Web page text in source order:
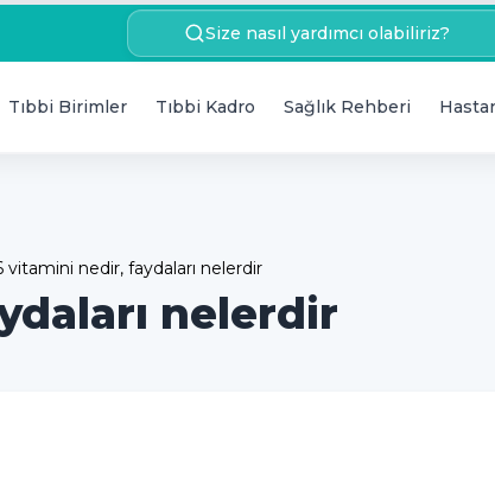
Size nasıl yardımcı olabiliriz?
Tıbbi Birimler Tıbbi Kadro Sağlık Rehberi
vitamini nedir, faydaları nelerdir
nelerdir